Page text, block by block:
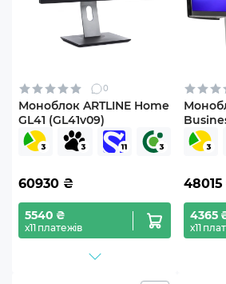
0
Моноблок ARTLINE Home
GL41 (GL41v09)
60930 ₴
5540 ₴
х11 платежів
48015
4365
х11